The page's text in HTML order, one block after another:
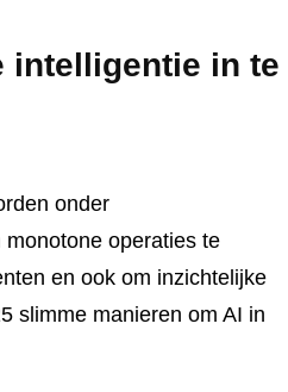
intelligentie in te
onder
operaties te
en ook om inzichtelijke
slimme manieren om AI in